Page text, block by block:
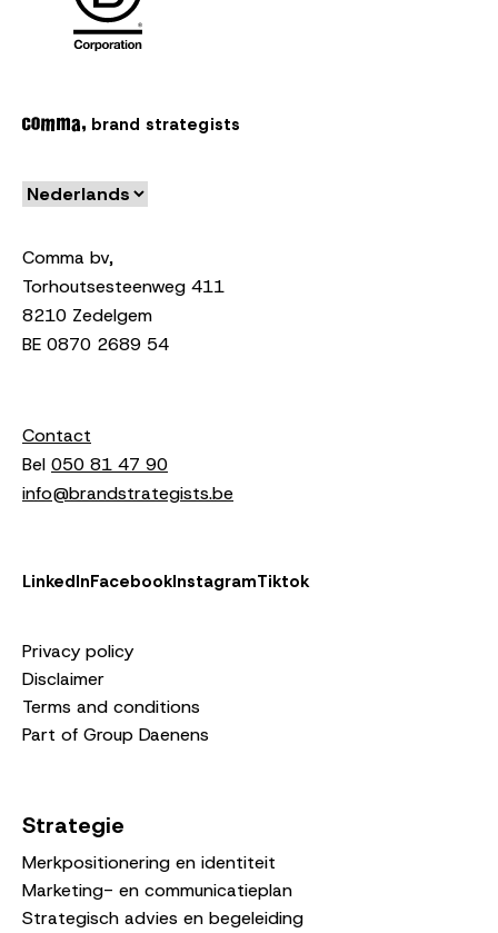
brand strategists
Comma bv,
Torhoutsesteenweg 411
8210 Zedelgem
BE 0870 2689 54
Contact
Bel 050 81 47 90
info@brandstrategists.be
LinkedInFacebookInstagramTiktok
Privacy policy
Disclaimer
Terms and conditions
Part of Group Daenens
Strategie
Merkpositionering en identiteit
Marketing- en communicatieplan
Strategisch advies en begeleiding